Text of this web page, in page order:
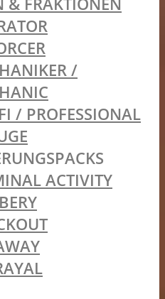
/
/ PROFESSIONAL
ACTIVITY